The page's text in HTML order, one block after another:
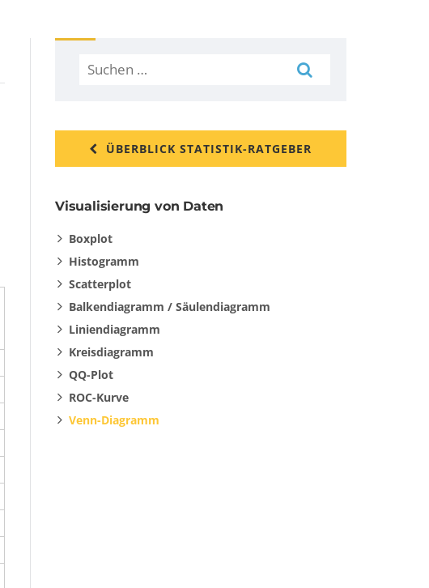
Suchen
nach:
ÜBERBLICK STATISTIK-RATGEBER
Visualisierung von Daten
Boxplot
Histogramm
Scatterplot
Balkendiagramm / Säulendiagramm
Liniendiagramm
Kreisdiagramm
QQ-Plot
ROC-Kurve
Venn-Diagramm